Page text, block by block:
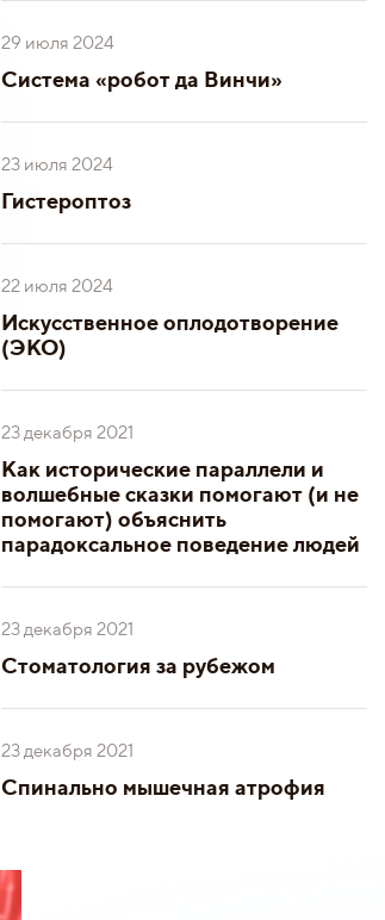
29 июля 2024
Система «робот да Винчи»
23 июля 2024
Гистероптоз
22 июля 2024
Искусственное оплодотворение
(ЭКО)
23 декабря 2021
Как исторические параллели и
волшебные сказки помогают (и не
помогают) объяснить
парадоксальное поведение людей
23 декабря 2021
Стоматология за рубежом
23 декабря 2021
Спинально мышечная атрофия